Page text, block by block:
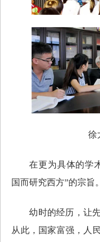
徐
在更为具体的学
国而研究西方”的宗旨。
幼时的经历，让
从此，国家富强，人